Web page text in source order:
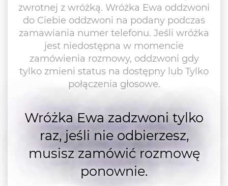
zwrotnej z wróżką. Wróżka Ewa oddzwoni
do Ciebie oddzwoni na podany podczas
zamawiania numer telefonu. Jeśli wróżka
jest niedostępna w momencie
zamówienia rozmowy, oddzwoni gdy
tylko zmieni status na dostępny lub Tylko
połączenia głosowe.
Wróżka Ewa zadzwoni tylko
raz, jeśli nie odbierzesz,
musisz zamówić rozmowę
ponownie.